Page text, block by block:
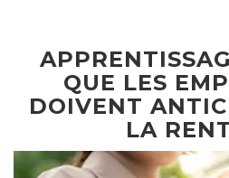
QUE LES
DOIVENT
LA